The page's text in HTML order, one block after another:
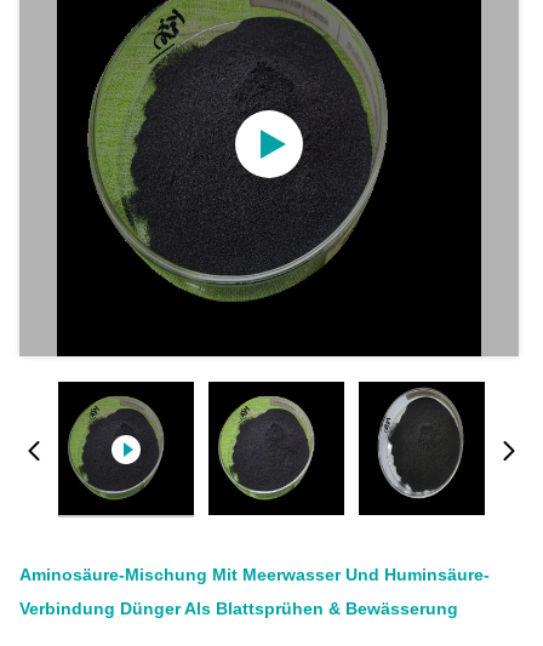
Aminosäure-Mischung Mit Meerwasser Und Huminsäure-
Verbindung Dünger Als Blattsprühen & Bewässerung